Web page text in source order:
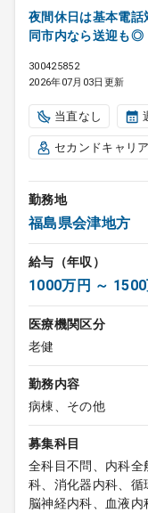
夜間休日は基本電
同市内なら送迎も◎
300425852
2026年07月03日更新
当直なし
セカンドキャリア
勤務地
福島県会津地方
給与（年収）
1000万円 ～
医療機関区分
老健
勤務内容
病棟、その他
募集科目
全科目不問、内科全
科、消化器内科、循
脳神経内科、血液